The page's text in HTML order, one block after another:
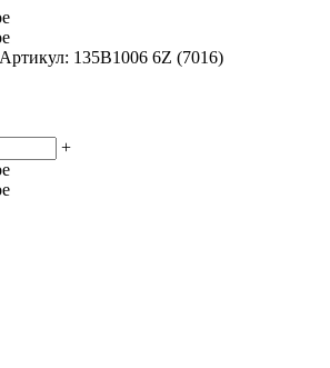
Артикул: 135B1006 6Z (7016)
+